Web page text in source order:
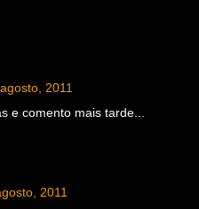
2011
e comento mais tarde...
2011